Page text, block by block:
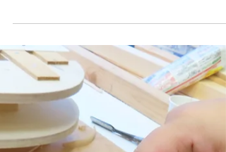
2025年10月25日 読了時間: 1分
三浦さんの”クライスラー”制作記45
三浦さんいよいよ大詰め、ホワイトクライ
ラーの完成である。前回までにネックの仕